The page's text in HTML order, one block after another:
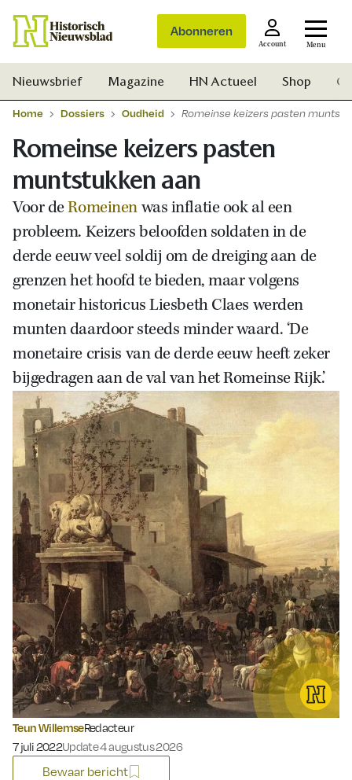
Abonneren
Account Menu
Zoek
Nieuwsbrief Magazine HN Actueel Shop
Home Dossiers Oudheid Romeinse keizers pasten
Romeinse keizers pasten
muntstukken aan
Voor deRomeinenwas inflatie ook al een
probleem. Keizers beloofden soldaten in de
derde eeuw veel soldij om de dreiging aan de
grenzen het hoofd te bieden, maar volgens
monetair historicus Liesbeth Claes werden
munten daardoor steeds minder waard. ‘De
monetaire crisis van de derde eeuw heeft zeker
bijgedragen aan de val van het Romeinse Rijk.’
Teun WillemseRedacteur
Gepubliceerd op:
7 juli 2022Update 4 augustus 2026
Bewaar bericht